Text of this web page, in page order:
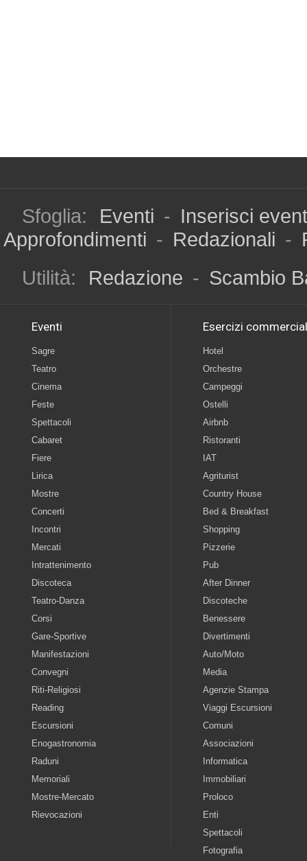
Sfoglia: Eventi - Inserisci
Approfondimenti - Redazionali -
Utilità:
Redazione - Scambio
Eventi
Sagre
Teatro
Cinema
Feste
Spettacoli
Cabaret
Fiere
Lirica
Mostre
Concerti
Incontri
Mercati
Intrattenimento
Discoteca
Teatro-Danza
Corsi
Gare-Sportive
Manifestazioni
Convegni
Riti-Religiosi
Reading
Escursioni
Enogastronomia
Raduni
Memoriali
Mostre-Mercato
Rievocazioni
Esercizi
Hotel
Orchestre
Campeggi
Ostelli
Airbnb
Ristoranti
IAT
Agriturist
Country House
Bed & Breakfast
Shopping
Pizzerie
Pub
After Dinner
Discoteche
Benessere
Divertimenti
Auto/Moto
Media
Agenzie Stampa
Viaggi Escursioni
Comuni
Associazioni
Informatica
Immobiliari
Proloco
Enti
Spettacoli
Fotografia